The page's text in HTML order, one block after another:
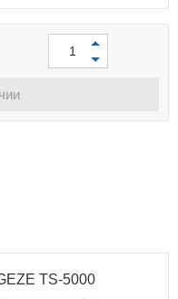
TS-5000